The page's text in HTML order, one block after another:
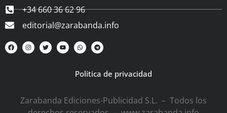
+34 660 36 62 96
editorial@zarabanda.info
Política de privacidad
Zarabanda Ediciones-Publicidad S.L. – Todos los